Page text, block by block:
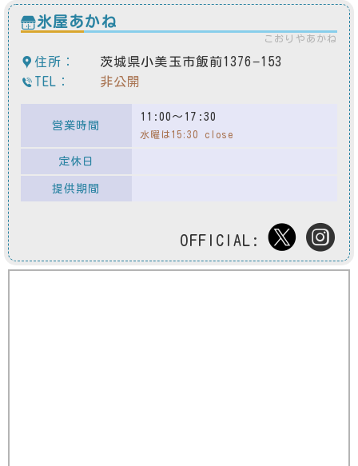
氷屋あかね
こおりやあかね
住所：
茨城県小美玉市飯前1376−153
TEL：
非公開
営業時間
11:00～17:30
水曜は15:30 close
定休日
提供期間
OFFICIAL: